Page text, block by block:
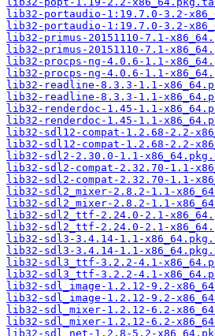
lib32-portaudio-1:19.7.0-3.2-
lib32-portaudio-1:19.7.0-3.2-
lib32-primus-20151110-7.1-
lib32-primus-20151110-7.1-
lib32-procps-ng-4.0.6-1.1-
lib32-procps-ng-4.0.6-1.1-
lib32-readline-8.3.3-1.1-
lib32-readline-8.3.3-1.1-
lib32-renderdoc-1.45-1.1-
lib32-renderdoc-1.45-1.1-
lib32-sdl12-compat-1.2.68-2.2-
lib32-sdl12-compat-1.2.68-2.2-
lib32-sdl2-2.30.0-1.1-
lib32-sdl2-compat-2.32.70-1.1-
lib32-sdl2-compat-2.32.70-1.1-
lib32-sdl2_mixer-2.8.2-1.1-
lib32-sdl2_mixer-2.8.2-1.1-
lib32-sdl2_ttf-2.24.0-2.1-
lib32-sdl2_ttf-2.24.0-2.1-
lib32-sdl3-3.4.14-1.1-
lib32-sdl3-3.4.14-1.1-
lib32-sdl3_ttf-3.2.2-4.1-
lib32-sdl3_ttf-3.2.2-4.1-
lib32-sdl_image-1.2.12-9.2-
lib32-sdl_image-1.2.12-9.2-
lib32-sdl_mixer-1.2.12-6.2-
lib32-sdl_mixer-1.2.12-6.2-
lib32-sdl_net-1.2.8-5.2-